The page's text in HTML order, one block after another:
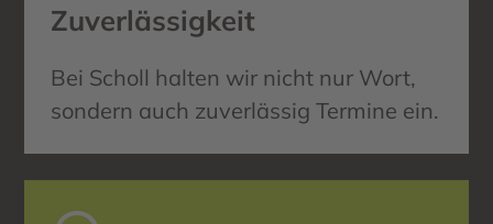
Zuverlässigkeit
Bei Scholl halten wir nicht nur Wort,
sondern auch zuverlässig Termine ein.